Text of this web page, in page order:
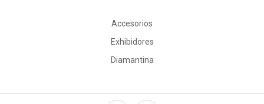
Accesorios
Exhibidores
Diamantina